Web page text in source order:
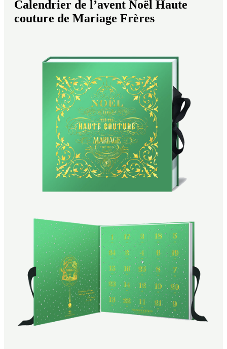
Calendrier de l’avent Noël Haute
couture de Mariage Frères